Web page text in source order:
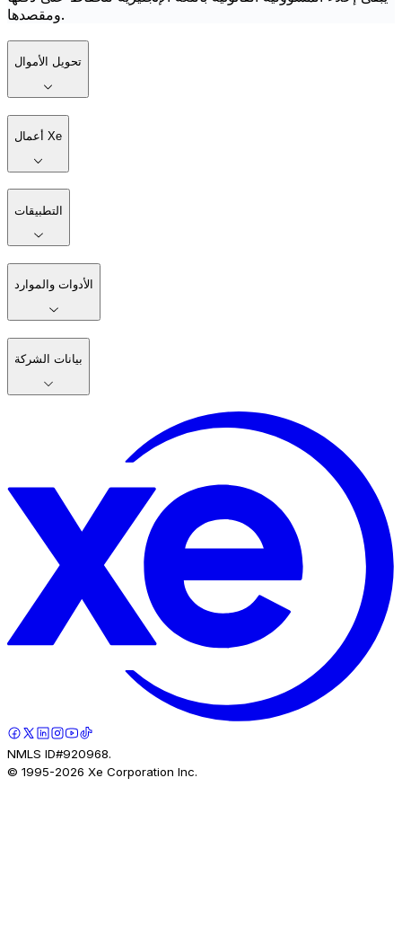
ومقصدها.
تحويل الأموال
أعمال Xe
التطبيقات
الأدوات والموارد
بيانات الشركة
NMLS ID#920968.
© 1995-2026 Xe Corporation Inc.